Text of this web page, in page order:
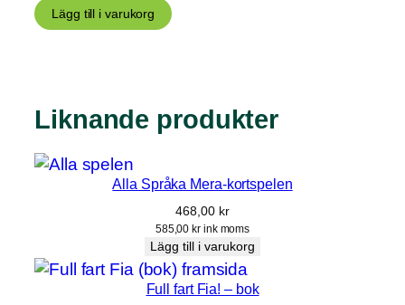
Lägg till i varukorg
Liknande produkter
Alla Språka Mera-kortspelen
468,00 kr
585,00 kr ink moms
Lägg till i varukorg
Full fart Fia! – bok